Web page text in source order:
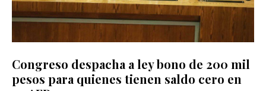
Congreso despacha a ley bono de 200 mil
pesos para quienes tienen saldo cero en